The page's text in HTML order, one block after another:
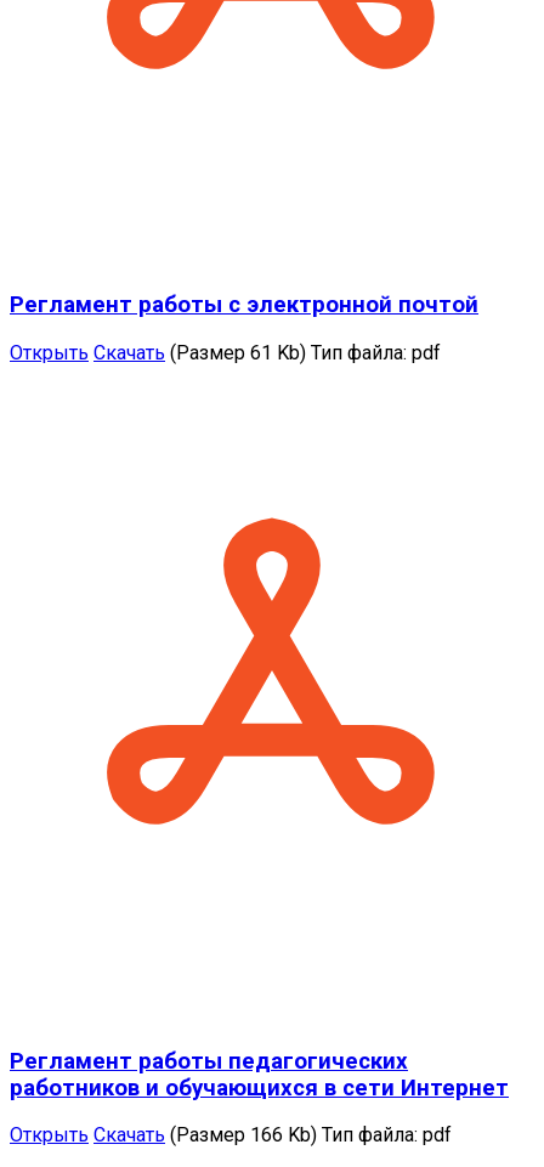
Регламент работы с электронной почтой
Открыть Скачать (Размер 61 Kb) Тип файла: pdf
Регламент работы педагогических
работников и обучающихся в сети Интернет
Открыть Скачать (Размер 166 Kb) Тип файла: pdf